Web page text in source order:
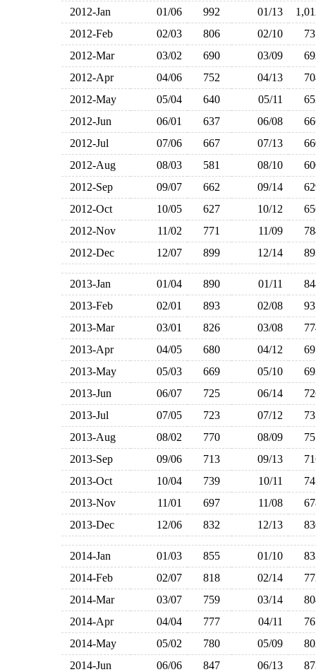
2012-Jan 01/06 992 01/13
2012-Feb
02/03 806 02/10
2012-Mar
03/02 690 03/09
2012-Apr
04/06 752 04/13
2012-May
05/04 640 05/11
2012-Jun
06/01 637 06/08
2012-Jul
07/06 667 07/13
2012-Aug
08/03 581 08/10
2012-Sep
09/07 662 09/14
2012-Oct
10/05 627 10/12
2012-Nov
11/02 771 11/09
2012-Dec
12/07 899 12/14
2013-Jan 01/04 890 01/11
2013-Feb
02/01 893 02/08
2013-Mar
03/01 826 03/08
2013-Apr
04/05 680 04/12
2013-May
05/03 669 05/10
2013-Jun
06/07 725 06/14
2013-Jul
07/05 723 07/12
2013-Aug
08/02 770 08/09
2013-Sep
09/06 713 09/13
2013-Oct
10/04 739 10/11
2013-Nov
11/01 697 11/08
2013-Dec
12/06 832 12/13
2014-Jan 01/03 855 01/10
2014-Feb
02/07 818 02/14
2014-Mar
03/07 759 03/14
2014-Apr
04/04 777 04/11
2014-May
05/02 780 05/09
2014-Jun
06/06 847 06/13